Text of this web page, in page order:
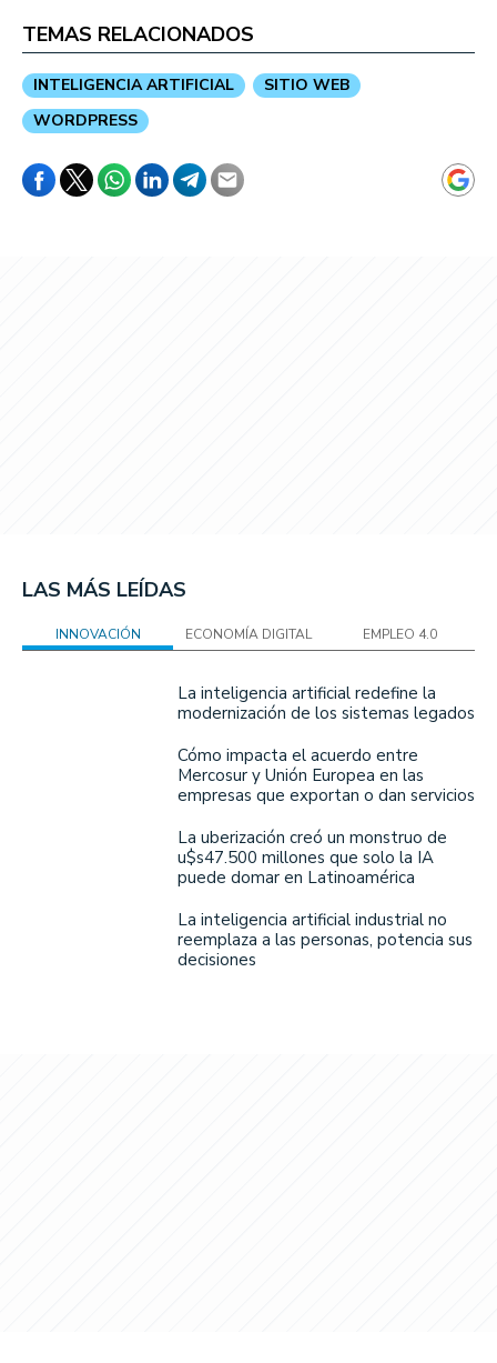
TEMAS RELACIONADOS
INTELIGENCIA ARTIFICIAL
SITIO WEB
WORDPRESS
LAS MÁS LEÍDAS
INNOVACIÓN ECONOMÍA DIGITAL EMPLEO 4.0
La inteligencia artificial redefine la
modernización de los sistemas legados
Cómo impacta el acuerdo entre
Mercosur y Unión Europea en las
empresas que exportan o dan servicios
La uberización creó un monstruo de
u$s47.500 millones que solo la IA
puede domar en Latinoamérica
La inteligencia artificial industrial no
reemplaza a las personas, potencia sus
decisiones